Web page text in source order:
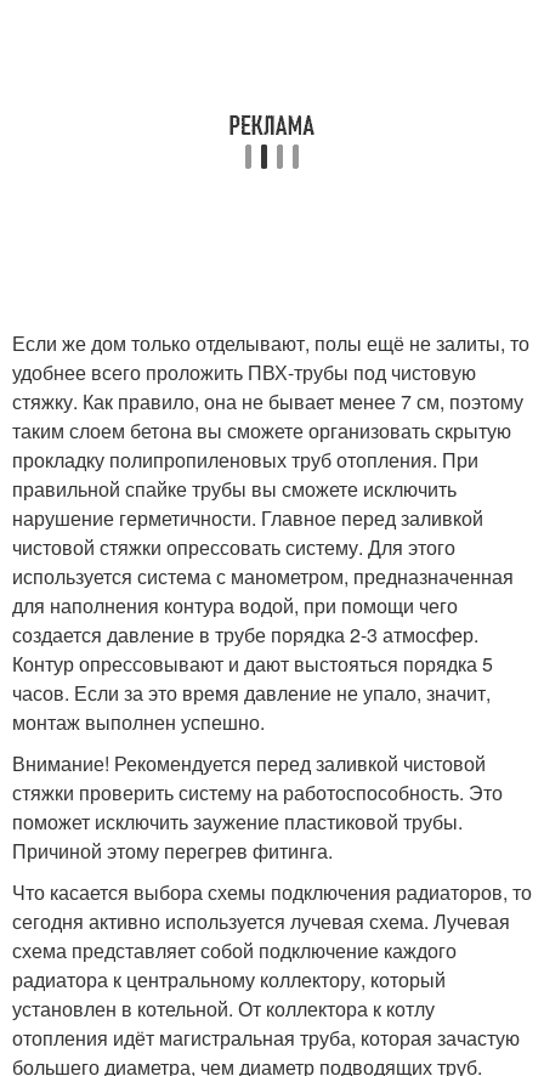
Если же дом только отделывают, полы ещё не залиты, то
удобнее всего проложить ПВХ-трубы под чистовую
стяжку. Как правило, она не бывает менее 7 см, поэтому
таким слоем бетона вы сможете организовать скрытую
прокладку полипропиленовых труб отопления. При
правильной спайке трубы вы сможете исключить
нарушение герметичности. Главное перед заливкой
чистовой стяжки опрессовать систему. Для этого
используется система с манометром, предназначенная
для наполнения контура водой, при помощи чего
создается давление в трубе порядка 2-3 атмосфер.
Контур опрессовывают и дают выстояться порядка 5
часов. Если за это время давление не упало, значит,
монтаж выполнен успешно.
Внимание! Рекомендуется перед заливкой чистовой
стяжки проверить систему на работоспособность. Это
поможет исключить заужение пластиковой трубы.
Причиной этому перегрев фитинга.
Что касается выбора схемы подключения радиаторов, то
сегодня активно используется лучевая схема. Лучевая
схема представляет собой подключение каждого
радиатора к центральному коллектору, который
установлен в котельной. От коллектора к котлу
отопления идёт магистральная труба, которая зачастую
большего диаметра, чем диаметр подводящих труб.